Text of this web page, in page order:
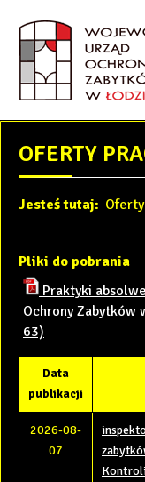
OFERTY
Jesteś tutaj:
Pliki do pobrania
Praktyki
Ochrony Zabytków
63)
Data
publikacji
2026-08-
07